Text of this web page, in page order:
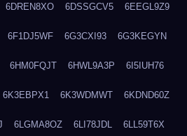
6DREN8XO 6DSSGCV5 6EEGL9Z9
6F1DJ5WF 6G3CXI93 6G3KEGYN
6HM0FQJT 6HWL9A3P 6I5IUH76
6K3EBPX1 6K3WDMWT 6KDND60Z
6LGMA8OZ 6LI78JDL 6LL59T6X